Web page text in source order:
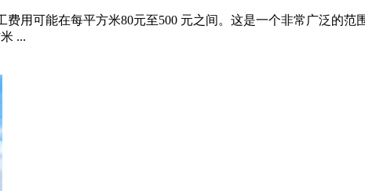
用可能在每平方米80元至500 元之间。这是一个非常广泛的
...